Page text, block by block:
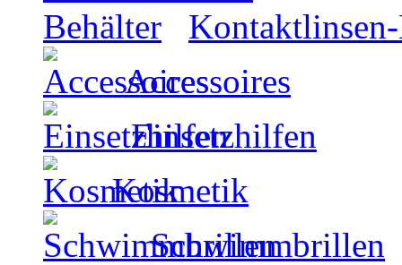
Accessoires
Einsetzhilfen
Kosmetik
Schwimmbrillen